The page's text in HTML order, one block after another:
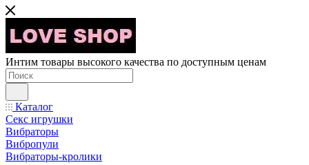
Интим товары высокого качества по доступным ценам
Каталог
Секс игрушки
Вибраторы
Вибропули
Вибраторы-кролики